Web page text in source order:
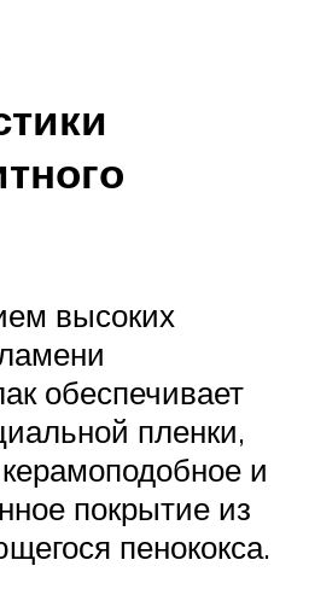
высоких
обеспечивает
пленки,
и
покрытие из
пенококса.